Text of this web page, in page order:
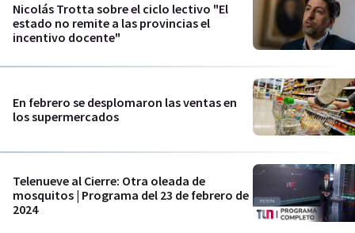
Nicolás Trotta sobre el ciclo lectivo "El
estado no remite a las provincias el
incentivo docente"
En febrero se desplomaron las ventas en
los supermercados
Telenueve al Cierre: Otra oleada de
mosquitos | Programa del 23 de febrero de
2024